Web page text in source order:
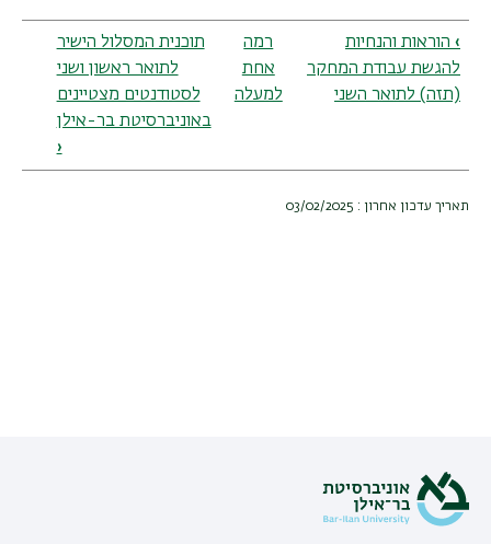
Book
traversal
links
(תזה)
› הוראות והנחיות
להגשת עבודת המחקר
(תזה) לתואר השני
רמה
אחת
למעלה
תוכנית המסלול הישיר
לתואר ראשון ושני
לסטודנטים מצטיינים
באוניברסיטת בר-אילן
‹
תאריך עדכון אחרון : 03/02/2025